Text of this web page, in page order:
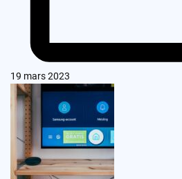
19 mars 2023